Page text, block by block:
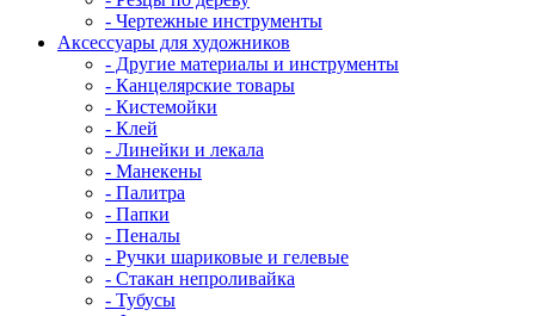
- Чертежные инструменты
Аксессуары для художников
- Другие материалы и инструменты
- Канцелярские товары
- Кистемойки
- Клей
- Линейки и лекала
- Манекены
- Палитра
- Папки
- Пеналы
- Ручки шариковые и гелевые
- Стакан непроливайка
- Тубусы